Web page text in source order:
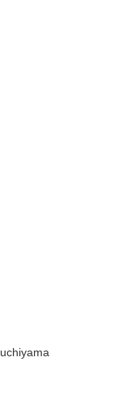
uchiyama